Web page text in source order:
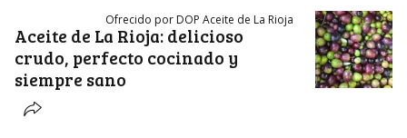
Ofrecido por DOP Aceite de La Rioja
Aceite de La Rioja: delicioso
crudo, perfecto cocinado y
siempre sano